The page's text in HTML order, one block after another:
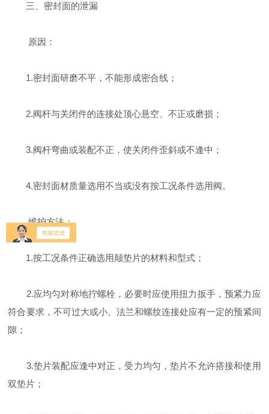
三、密封面的泄漏
原因：
1.密封面研磨不平，不能形成密合线；
2.阀杆与关闭件的连接处顶心悬空、不正或磨损；
3.阀杆弯曲或装配不正，使关闭件歪斜或不逢中；
4.密封面材质量选用不当或没有按工况条件选用阀。
维护方法：
1.按工况条件正确选用颠垫片的材料和型式；
2.应均匀对称地拧螺栓，必要时应使用扭力扳手，预紧力应
符合要求，不可过大或小。法兰和螺纹连接处应有一定的预紧间
隙；
3.垫片装配应逢中对正，受力均匀，垫片不允许搭接和使用
双垫片；